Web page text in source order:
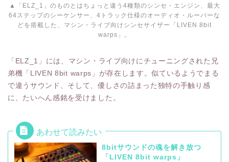
▲「ELZ_1」のものとはちょっと違う4種類のシンセ・エンジン、最大
64ステップのシーケンサー、4トラック仕様のオーディオ・ルーパーな
どを搭載した、マシン・ライブ向けシンセサイザー「LIVEN 8bit
warps」。
「ELZ_1」には、マシン・ライブ向けにチューニングされた兄
弟機「LIVEN 8bit warps」が存在します。似ているようでまる
で違うサウンド、そして、優しさの詰まった独特の手触り感
に、たいへん感銘を受けました。
8bitサウンドの魂を解き放つ
「LIVEN 8bit warps」